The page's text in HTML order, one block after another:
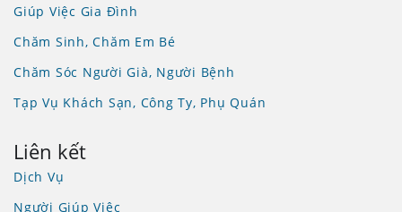
Giúp Việc Gia Đình
Chăm Sinh, Chăm Em Bé
Chăm Sóc Người Già, Người Bệnh
Tạp Vụ Khách Sạn, Công Ty, Phụ Quán
Liên kết
Dịch Vụ
Người Giúp Việc